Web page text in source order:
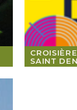
SAINT